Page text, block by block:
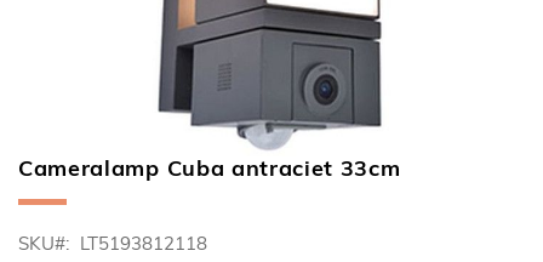
Ga
naar
begin
Cameralamp Cuba antraciet 33cm
SKU LT5193812118